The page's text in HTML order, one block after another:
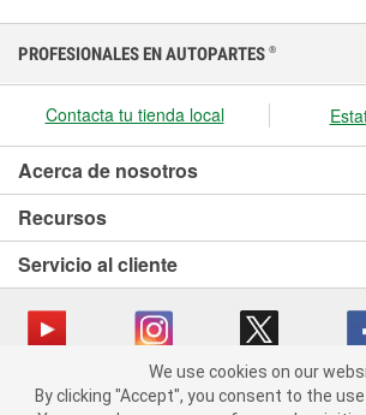
We use cookies on our website. By clicking
to the use of All the
PROFESIONALES EN AUTOPARTES ®
Contacta tu tienda local
Acerca de nosotros
Recursos
Servicio al cliente
Copyright © 2008-2026 O’Reilly Auto Parts v
We use cookies on our
By clicking "Accept", you consent to the